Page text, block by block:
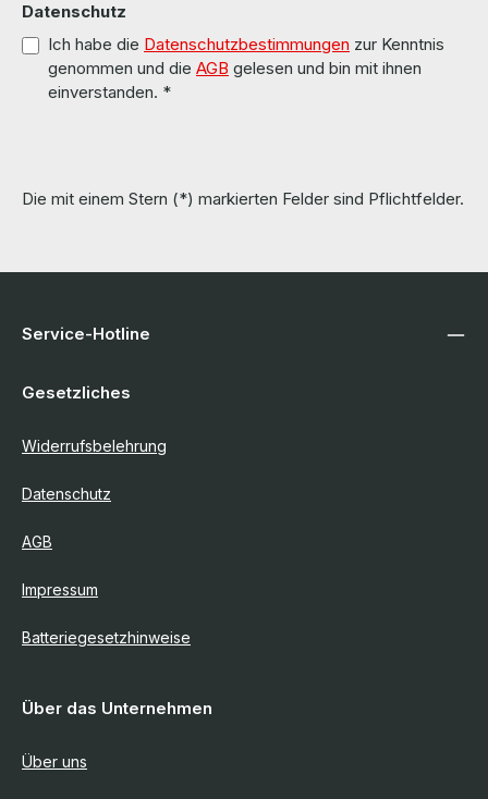
Datenschutz
Ich habe die Datenschutzbestimmungen zur Kenntnis
genommen und die AGB gelesen und bin mit ihnen
einverstanden. *
Die mit einem Stern (*) markierten Felder sind Pflichtfelder.
Service-Hotline
Gesetzliches
Widerrufsbelehrung
Datenschutz
AGB
Impressum
Batteriegesetzhinweise
Über das Unternehmen
Über uns